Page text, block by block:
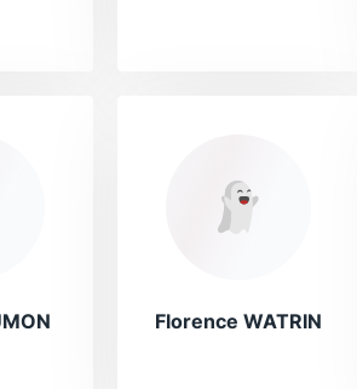
Florence WATRIN